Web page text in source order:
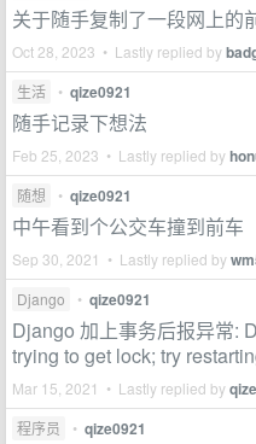
关于随手复制了一段网上的
Oct 28, 2023 • Lastly replied by
生活 • qize0921
随手记录下想法
Feb 25, 2023 • Lastly replied by
随想 • qize0921
中午看到个公交车撞到前车
Sep 30, 2021 • Lastly replied by
Django • qize0921
Django 加上事务后报异常:
trying to get lock; try
Mar 15, 2021 • Lastly replied by
程序员 • qize0921